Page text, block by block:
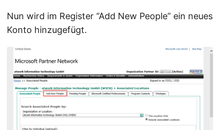
Nun wird im Register “Add New People” ein neues
Konto hinzugefügt.